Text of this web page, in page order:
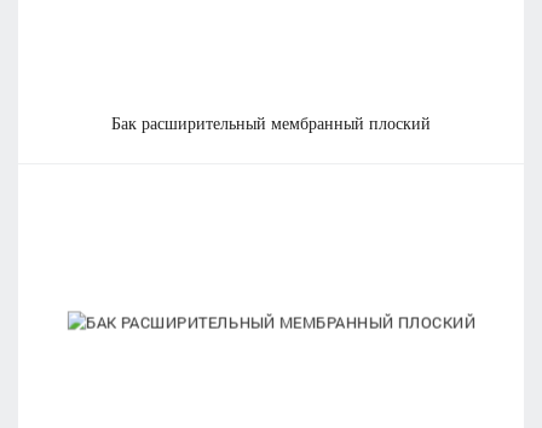
бак расширительный мембранный плоский